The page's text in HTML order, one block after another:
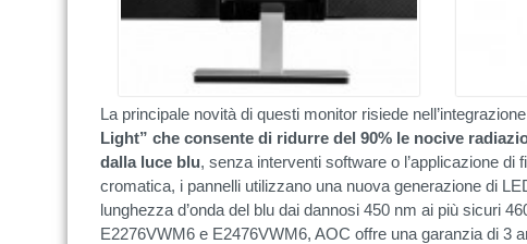
La principale novità di questi monitor risiede
Light” che consente di ridurre del 90% le nocive
dalla luce blu, senza interventi software o l’applicazione di
cromatica, i pannelli utilizzano una nuova generazione di
lunghezza d’onda del blu dai dannosi 450 nm ai più sicuri
E2276VWM6 e E2476VWM6, AOC offre una garanzia di 3